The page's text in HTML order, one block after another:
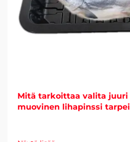
Mitä tarkoittaa valita juuri
muovinen lihapinssi